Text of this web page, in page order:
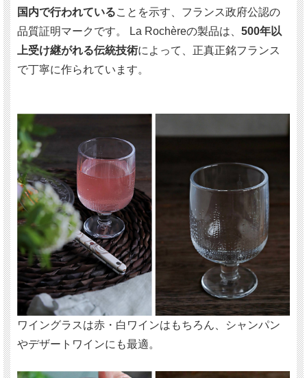
国内で行われていることを示す、フランス政府公認の
品質証明マークです。 La Rochèreの製品は、 500年以
上受け継がれる伝統技術によって、正真正銘フランス
で丁寧に作られています。
ワイングラスは赤・白ワインはもちろん、シャンパン
やデザートワインにも最適。